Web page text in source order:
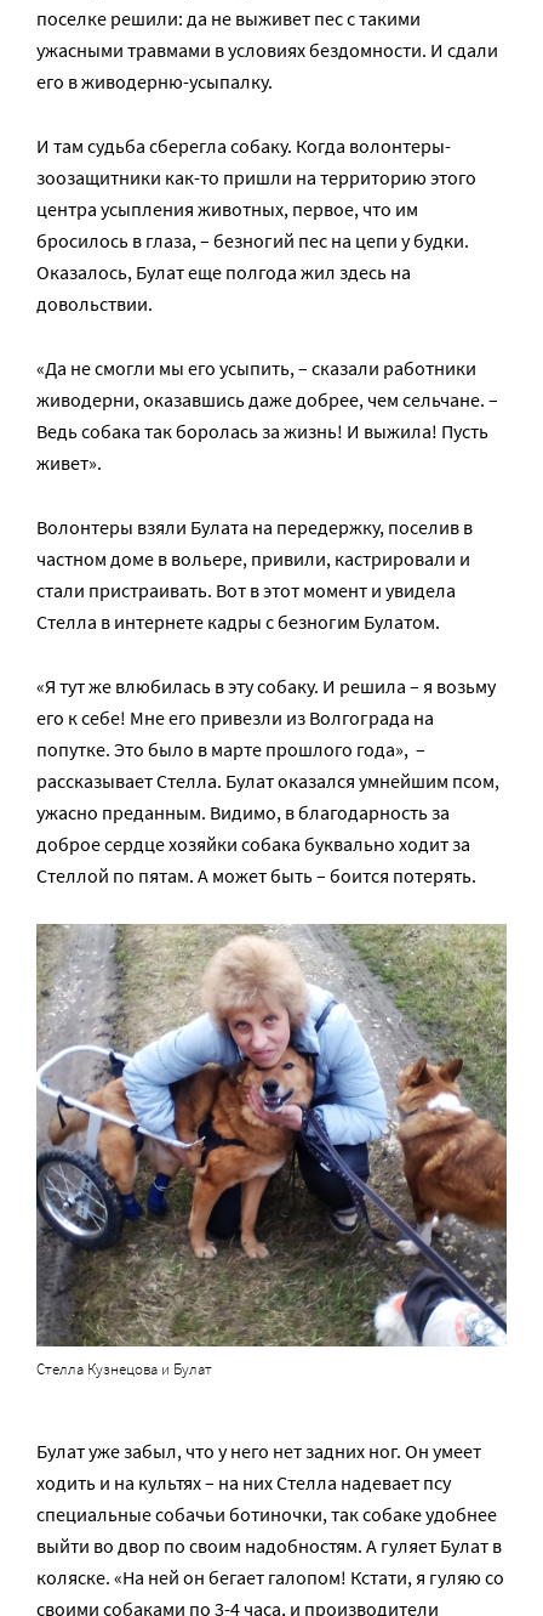
поселке решили: да не выживет пес с такими
ужасными травмами в условиях бездомности. И сдали
его в живодерню-усыпалку.
И там судьба сберегла собаку. Когда волонтеры-
зоозащитники как-то пришли на территорию этого
центра усыпления животных, первое, что им
бросилось в глаза, – безногий пес на цепи у будки.
Оказалось, Булат еще полгода жил здесь на
довольствии.
«Да не смогли мы его усыпить, – сказали работники
живодерни, оказавшись даже добрее, чем сельчане. –
Ведь собака так боролась за жизнь! И выжила! Пусть
живет».
Волонтеры взяли Булата на передержку, поселив в
частном доме в вольере, привили, кастрировали и
стали пристраивать. Вот в этот момент и увидела
Стелла в интернете кадры с безногим Булатом.
«Я тут же влюбилась в эту собаку. И решила – я возьму
его к себе! Мне его привезли из Волгограда на
попутке. Это было в марте прошлого года», –
рассказывает Стелла. Булат оказался умнейшим псом,
ужасно преданным. Видимо, в благодарность за
доброе сердце хозяйки собака буквально ходит за
Стеллой по пятам. А может быть – боится потерять.
Стелла Кузнецова и Булат
Булат уже забыл, что у него нет задних ног. Он умеет
ходить и на культях – на них Стелла надевает псу
специальные собачьи ботиночки, так собаке удобнее
выйти во двор по своим надобностям. А гуляет Булат в
коляске. «На ней он бегает галопом! Кстати, я гуляю со
своими собаками по 3-4 часа, и производители